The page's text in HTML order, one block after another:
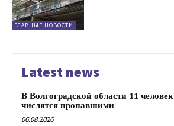
ГЛАВНЫЕ НОВОСТИ
Latest news
В Волгоградской области 11 человек
числятся пропавшими
06.08.2026